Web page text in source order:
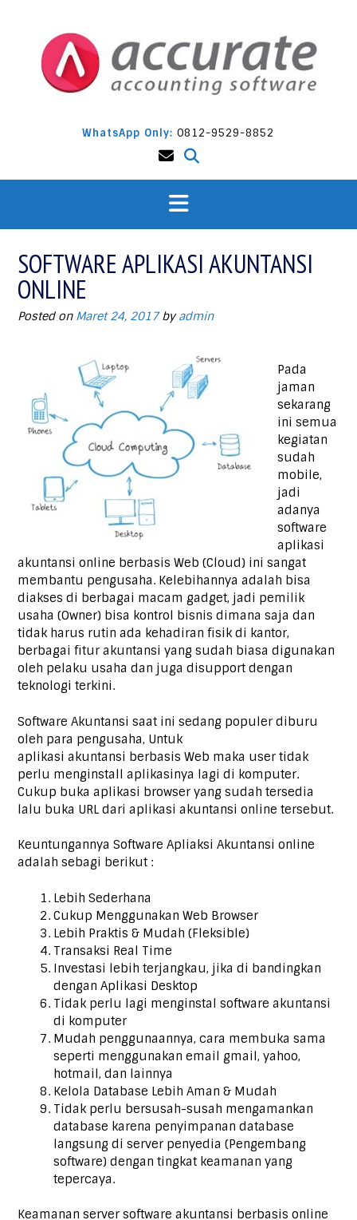
WhatsApp Only: 0812-9529-8852
SOFTWARE APLIKASI AKUNTANSI
ONLINE
Posted on Maret 24, 2017byadmin
Pada
jaman
sekarang
ini semua
kegiatan
sudah
mobile,
jadi
adanya
software
aplikasi
akuntansi online berbasis Web (Cloud) ini sangat
membantu pengusaha. Kelebihannya adalah bisa
diakses di berbagai macam gadget, jadi pemilik
usaha (Owner) bisa kontrol bisnis dimana saja dan
tidak harus rutin ada kehadiran fisik di kantor,
berbagai fitur akuntansi yang sudah biasa digunakan
oleh pelaku usaha dan juga disupport dengan
teknologi terkini.
Software Akuntansi saat ini sedang populer diburu
oleh para pengusaha, Untuk
aplikasi akuntansi berbasis Web maka user tidak
perlu menginstall aplikasinya lagi di komputer.
Cukup buka aplikasi browser yang sudah tersedia
lalu buka URL dari aplikasi akuntansi online tersebut.
Keuntungannya Software Apliaksi Akuntansi online
adalah sebagi berikut :
Lebih Sederhana
Cukup Menggunakan Web Browser
Lebih Praktis & Mudah (Fleksible)
Transaksi Real Time
Investasi lebih terjangkau, jika di bandingkan
dengan Aplikasi Desktop
Tidak perlu lagi menginstal software akuntansi
di komputer
Mudah penggunaannya, cara membuka sama
seperti menggunakan email gmail, yahoo,
hotmail, dan lainnya
Kelola Database Lebih Aman & Mudah
Tidak perlu bersusah-susah mengamankan
database karena penyimpanan database
langsung di server penyedia (Pengembang
software) dengan tingkat keamanan yang
tepercaya.
Keamanan server software akuntansi berbasis online